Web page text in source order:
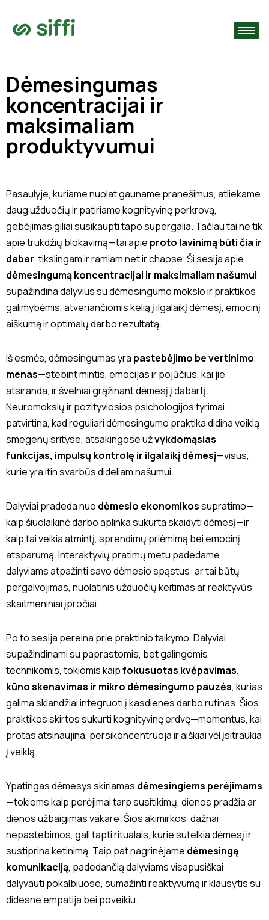
›
Dėmesingumas
koncentracijai ir
maksimaliam
produktyvumui
Pasaulyje, kuriame nuolat gauname pranešimus, atliekame
daug užduočių ir patiriame kognityvinę perkrovą,
gebėjimas giliai susikaupti tapo supergalia. Tačiau tai ne tik
apie trukdžių blokavimą—tai apie proto lavinimą būti čia ir
dabar, tikslingam ir ramiam net ir chaose. Ši sesija apie
dėmesingumą koncentracijai ir maksimaliam našumui
supažindina dalyvius su dėmesingumo mokslo ir praktikos
galimybėmis, atveriančiomis kelią į ilgalaikį dėmesį, emocinį
aiškumą ir optimalų darbo rezultatą.
Iš esmės, dėmesingumas yra pastebėjimo be vertinimo
menas—stebint mintis, emocijas ir pojūčius, kai jie
atsiranda, ir švelniai grąžinant dėmesį į dabartį.
Neuromokslų ir pozityviosios psichologijos tyrimai
patvirtina, kad reguliari dėmesingumo praktika didina veiklą
smegenų srityse, atsakingose užvykdomąsias
funkcijas, impulsų kontrolę ir ilgalaikį dėmesį—visus,
kurie yra itin svarbūs dideliam našumui.
Dalyviai pradeda nuo dėmesio ekonomikossupratimo—
kaip šiuolaikinė darbo aplinka sukurta skaidyti dėmesį—ir
kaip tai veikia atmintį, sprendimų priėmimą bei emocinį
atsparumą. Interaktyvių pratimų metu padedame
dalyviams atpažinti savo dėmesio spąstus: ar tai būtų
pergalvojimas, nuolatinis užduočių keitimas ar reaktyvūs
skaitmeniniai įpročiai.
Po to sesija pereina prie praktinio taikymo. Dalyviai
supažindinami su paprastomis, bet galingomis
technikomis, tokiomis kaipfokusuotas kvėpavimas,
kūno skenavimas ir mikro dėmesingumo pauzės, kurias
galima sklandžiai integruoti į kasdienes darbo rutinas. Šios
praktikos skirtos sukurti kognityvinę erdvę—momentus, kai
protas atsinaujina, persikoncentruoja ir aiškiai vėl įsitraukia
į veiklą.
Ypatingas dėmesys skiriamas dėmesingiems perėjimams
—tokiems kaip perėjimai tarp susitikimų, dienos pradžia ar
dienos užbaigimas vakare. Šios akimirkos, dažnai
nepastebimos, gali tapti ritualais, kurie sutelkia dėmesį ir
sustiprina ketinimą. Taip pat nagrinėjame dėmesingą
komunikaciją, padedančią dalyviams visapusiškai
dalyvauti pokalbiuose, sumažinti reaktyvumą ir klausytis su
didesne empatija bei poveikiu.